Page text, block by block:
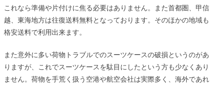
これなら準備や片付けに焦る必要はありません。また首都圏、甲信
越、東海地方は往復送料無料となっております。そのほかの地域も
格安送料で利用出来ます。
また意外に多い荷物トラブルでのスーツケースの破損というのがあ
りますが、これでスーツケースを駄目にしたという方も少なくあり
ません。荷物を手荒く扱う空港や航空会社は実際多く、海外であれ